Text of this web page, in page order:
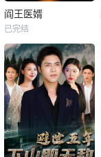
阎王医婿
已完结